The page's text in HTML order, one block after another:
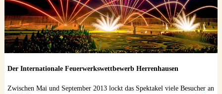
Der Internationale Feuerwerkswettbewerb Herrenhausen
Zwischen Mai und September 2013 lockt das Spektakel viele Besucher an